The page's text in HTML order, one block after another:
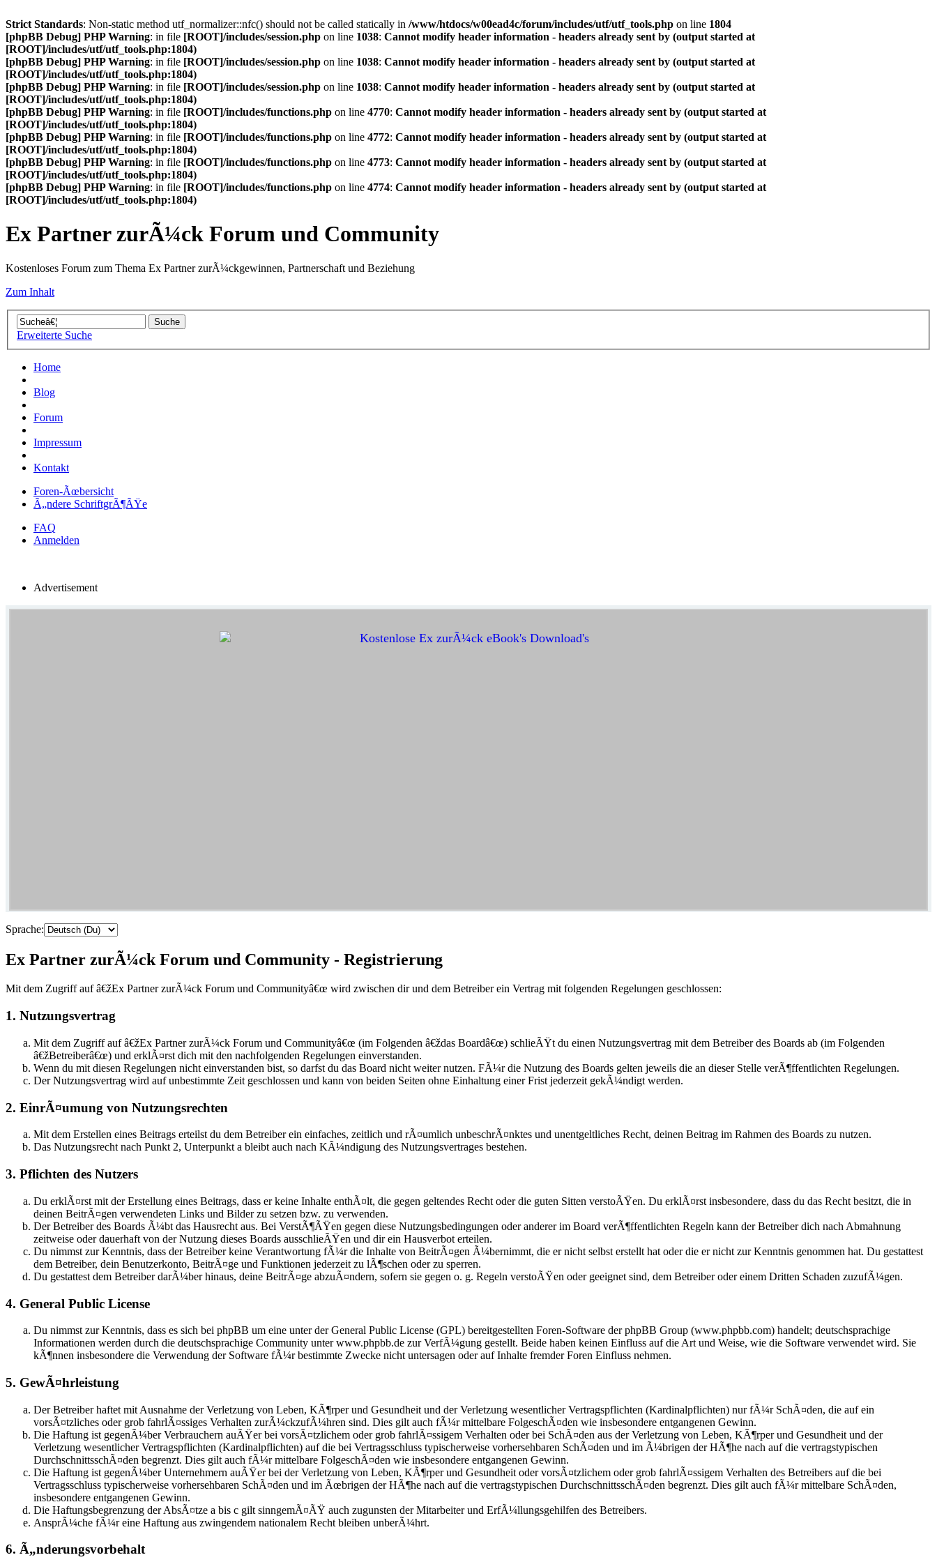
Strict Standards: Non-static method utf_normalizer::nfc() should not be called statically in /www/htdocs/w00ead4c/forum/includes/utf/utf_tools.php on line 1804
[phpBB Debug] PHP Warning: in file [ROOT]/includes/session.php on line 1038: Cannot modify header information - headers already sent by (output started at
[ROOT]/includes/utf/utf_tools.php:1804)
[phpBB Debug] PHP Warning: in file [ROOT]/includes/session.php on line 1038: Cannot modify header information - headers already sent by (output started at
[ROOT]/includes/utf/utf_tools.php:1804)
[phpBB Debug] PHP Warning: in file [ROOT]/includes/session.php on line 1038: Cannot modify header information - headers already sent by (output started at
[ROOT]/includes/utf/utf_tools.php:1804)
[phpBB Debug] PHP Warning: in file [ROOT]/includes/functions.php on line 4770: Cannot modify header information - headers already sent by (output started at
[ROOT]/includes/utf/utf_tools.php:1804)
[phpBB Debug] PHP Warning: in file [ROOT]/includes/functions.php on line 4772: Cannot modify header information - headers already sent by (output started at
[ROOT]/includes/utf/utf_tools.php:1804)
[phpBB Debug] PHP Warning: in file [ROOT]/includes/functions.php on line 4773: Cannot modify header information - headers already sent by (output started at
[ROOT]/includes/utf/utf_tools.php:1804)
[phpBB Debug] PHP Warning: in file [ROOT]/includes/functions.php on line 4774: Cannot modify header information - headers already sent by (output started at
[ROOT]/includes/utf/utf_tools.php:1804)
Ex Partner zurÃ¼ck Forum und Community
Kostenloses Forum zum Thema Ex Partner zurÃ¼ckgewinnen, Partnerschaft und Beziehung
Zum Inhalt
Erweiterte Suche
Home
Blog
Forum
Impressum
Kontakt
Foren-Ãœbersicht
Ã„ndere SchriftgrÃ¶ÃŸe
FAQ
Anmelden
Advertisement
Sprache:
Ex Partner zurÃ¼ck Forum und Community - Registrierung
Mit dem Zugriff auf â€žEx Partner zurÃ¼ck Forum und Communityâ€œ wird zwischen dir und dem Betreiber ein Vertrag mit folgenden Regelungen geschlossen:
1. Nutzungsvertrag
Mit dem Zugriff auf â€žEx Partner zurÃ¼ck Forum und Communityâ€œ (im Folgenden â€ždas Boardâ€œ) schlieÃŸt du einen Nutzungsvertrag mit dem Betreiber des Boards ab (im Folgenden
â€žBetreiberâ€œ) und erklÃ¤rst dich mit den nachfolgenden Regelungen einverstanden.
Wenn du mit diesen Regelungen nicht einverstanden bist, so darfst du das Board nicht weiter nutzen. FÃ¼r die Nutzung des Boards gelten jeweils die an dieser Stelle verÃ¶ffentlichten Regelungen.
Der Nutzungsvertrag wird auf unbestimmte Zeit geschlossen und kann von beiden Seiten ohne Einhaltung einer Frist jederzeit gekÃ¼ndigt werden.
2. EinrÃ¤umung von Nutzungsrechten
Mit dem Erstellen eines Beitrags erteilst du dem Betreiber ein einfaches, zeitlich und rÃ¤umlich unbeschrÃ¤nktes und unentgeltliches Recht, deinen Beitrag im Rahmen des Boards zu nutzen.
Das Nutzungsrecht nach Punkt 2, Unterpunkt a bleibt auch nach KÃ¼ndigung des Nutzungsvertrages bestehen.
3. Pflichten des Nutzers
Du erklÃ¤rst mit der Erstellung eines Beitrags, dass er keine Inhalte enthÃ¤lt, die gegen geltendes Recht oder die guten Sitten verstoÃŸen. Du erklÃ¤rst insbesondere, dass du das Recht besitzt, die in
deinen BeitrÃ¤gen verwendeten Links und Bilder zu setzen bzw. zu verwenden.
Der Betreiber des Boards Ã¼bt das Hausrecht aus. Bei VerstÃ¶ÃŸen gegen diese Nutzungsbedingungen oder anderer im Board verÃ¶ffentlichten Regeln kann der Betreiber dich nach Abmahnung
zeitweise oder dauerhaft von der Nutzung dieses Boards ausschlieÃŸen und dir ein Hausverbot erteilen.
Du nimmst zur Kenntnis, dass der Betreiber keine Verantwortung fÃ¼r die Inhalte von BeitrÃ¤gen Ã¼bernimmt, die er nicht selbst erstellt hat oder die er nicht zur Kenntnis genommen hat. Du gestattest
dem Betreiber, dein Benutzerkonto, BeitrÃ¤ge und Funktionen jederzeit zu lÃ¶schen oder zu sperren.
Du gestattest dem Betreiber darÃ¼ber hinaus, deine BeitrÃ¤ge abzuÃ¤ndern, sofern sie gegen o. g. Regeln verstoÃŸen oder geeignet sind, dem Betreiber oder einem Dritten Schaden zuzufÃ¼gen.
4. General Public License
Du nimmst zur Kenntnis, dass es sich bei phpBB um eine unter der General Public License (GPL) bereitgestellten Foren-Software der phpBB Group (www.phpbb.com) handelt; deutschsprachige
Informationen werden durch die deutschsprachige Community unter www.phpbb.de zur VerfÃ¼gung gestellt. Beide haben keinen Einfluss auf die Art und Weise, wie die Software verwendet wird. Sie
kÃ¶nnen insbesondere die Verwendung der Software fÃ¼r bestimmte Zwecke nicht untersagen oder auf Inhalte fremder Foren Einfluss nehmen.
5. GewÃ¤hrleistung
Der Betreiber haftet mit Ausnahme der Verletzung von Leben, KÃ¶rper und Gesundheit und der Verletzung wesentlicher Vertragspflichten (Kardinalpflichten) nur fÃ¼r SchÃ¤den, die auf ein
vorsÃ¤tzliches oder grob fahrlÃ¤ssiges Verhalten zurÃ¼ckzufÃ¼hren sind. Dies gilt auch fÃ¼r mittelbare FolgeschÃ¤den wie insbesondere entgangenen Gewinn.
Die Haftung ist gegenÃ¼ber Verbrauchern auÃŸer bei vorsÃ¤tzlichem oder grob fahrlÃ¤ssigem Verhalten oder bei SchÃ¤den aus der Verletzung von Leben, KÃ¶rper und Gesundheit und der
Verletzung wesentlicher Vertragspflichten (Kardinalpflichten) auf die bei Vertragsschluss typischerweise vorhersehbaren SchÃ¤den und im Ã¼brigen der HÃ¶he nach auf die vertragstypischen
DurchschnittsschÃ¤den begrenzt. Dies gilt auch fÃ¼r mittelbare FolgeschÃ¤den wie insbesondere entgangenen Gewinn.
Die Haftung ist gegenÃ¼ber Unternehmern auÃŸer bei der Verletzung von Leben, KÃ¶rper und Gesundheit oder vorsÃ¤tzlichem oder grob fahrlÃ¤ssigem Verhalten des Betreibers auf die bei
Vertragsschluss typischerweise vorhersehbaren SchÃ¤den und im Ãœbrigen der HÃ¶he nach auf die vertragstypischen DurchschnittsschÃ¤den begrenzt. Dies gilt auch fÃ¼r mittelbare SchÃ¤den,
insbesondere entgangenen Gewinn.
Die Haftungsbegrenzung der AbsÃ¤tze a bis c gilt sinngemÃ¤ÃŸ auch zugunsten der Mitarbeiter und ErfÃ¼llungsgehilfen des Betreibers.
AnsprÃ¼che fÃ¼r eine Haftung aus zwingendem nationalem Recht bleiben unberÃ¼hrt.
6. Ã„nderungsvorbehalt